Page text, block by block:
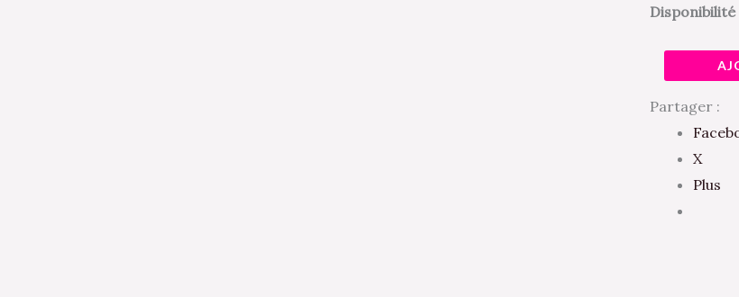
Disponibilité
Partager :
X
Plus